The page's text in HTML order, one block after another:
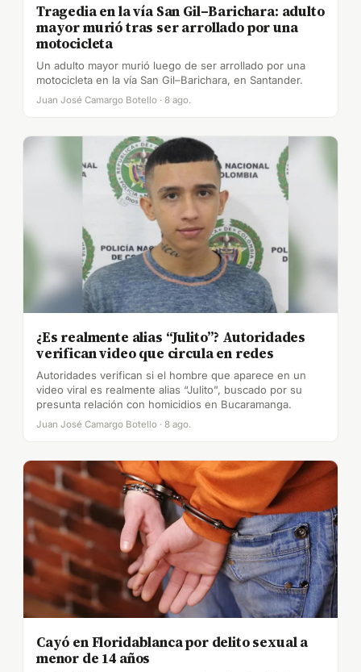
Tragedia en la vía San Gil–Barichara: adulto
mayor murió tras ser arrollado por una
motocicleta
Un adulto mayor murió luego de ser arrollado por una
motocicleta en la vía San Gil–Barichara, en Santander.
Juan José Camargo Botello · 8 ago.
¿Es realmente alias “Julito”? Autoridades
verifican video que circula en redes
Autoridades verifican si el hombre que aparece en un
video viral es realmente alias “Julito”, buscado por su
presunta relación con homicidios en Bucaramanga.
Juan José Camargo Botello · 8 ago.
Cayó en Floridablanca por delito sexual a
menor de 14 años